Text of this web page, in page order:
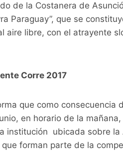
de la Costanera de
Paraguay”, que se
libre, con el atrayente
Corre 2017
que como consecuencia
en horario de la
institución ubicada sobre la
forman parte de la